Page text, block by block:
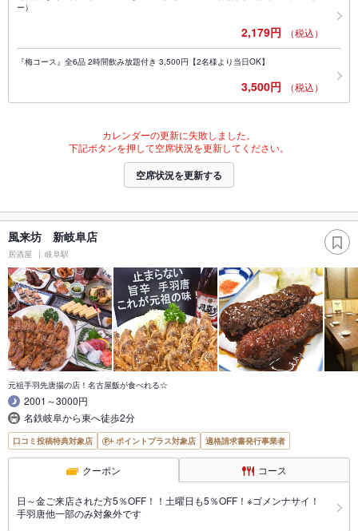
ー）
2,179円 （税込）
『梅コース』全6品 2時間飲み放題付き 3,500円【2名様より当日OK】
3,500円 （税込）
カレンダーの更新に失敗しました。
下記ボタンを押して空席状況を更新してください。
空席状況を更新する
風来坊 新岐阜店
居酒屋 岐阜駅
元祖手羽先唐揚の店！名古屋飯が食べれる☆
2001～3000円
名鉄岐阜から東へ徒歩2分
口コミ投稿特典対象店 ポイントプラス対象店 適格請求書発行事業者
クーポン コース
日～金ご来店された方5％OFF！！土曜日も5％OFF！※ゴメンナサイ！
手羽唐他一部のみ対象外です